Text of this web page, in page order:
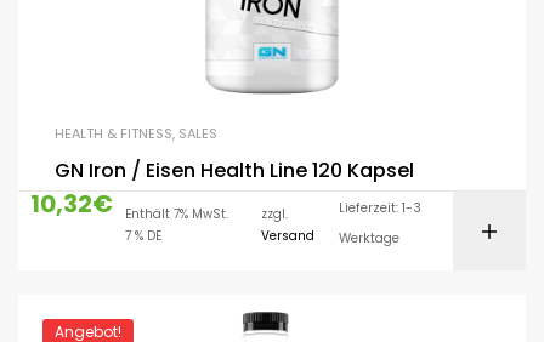
HEALTH & FITNESS, SALES
GN Iron / Eisen Health Line 120 Kapsel
10,32€
Enthält 7% MwSt.
7 % DE
zzgl.
Versand
Lieferzeit: 1-3
Werktage
Angebot!